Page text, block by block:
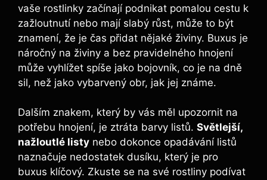
vaše rostlinky začínají podnikat pomalou cestu k
zažloutnutí nebo mají slabý růst, může to být ​
znamení, že je čas ‍přidat nějaké⁢ živiny. Buxus je‌
náročný na živiny a bez pravidelného hnojení
může‍ vyhlížet spíše jako bojovník,‌ co je na dně​
sil, než ‍jako vybarvený obr, jak jej známe.
Dalším⁣ znakem, který by vás měl ⁣upozornit na
potřebu hnojení, je ztráta barvy listů. Světlejší,
nažloutlé listy nebo dokonce opadávání ​listů
naznačuje nedostatek dusíku,⁤ který je pro
buxus klíčový. Zkuste se na⁢ své rostliny podívat